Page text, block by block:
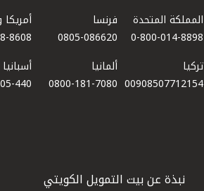
المملكة المتحدة
0-800-014-8898
فرنسا
0805-086620
أمريكا
8608
تركيا
00908507712154​
ألمانيا
0800-181-7080
أسبانيا
440
نبذة عن بيت التمويل الكويتي